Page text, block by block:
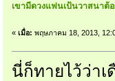
เขามีดวงแฟนเป้นวาสนาต้
« เมื่อ: พฤษภาคม 18, 2013,
นี่ก็ทายไว้ว่าเ